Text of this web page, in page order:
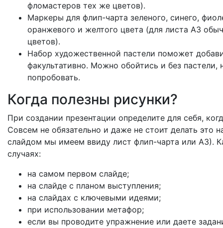
фломастеров тех же цветов).
Маркеры для флип-чарта зеленого, синего,
оранжевого и желтого цвета (для листа А3
цветов).
Набор художественной пастели поможет
факультативно. Можно обойтись и без
попробовать.
Когда полезны рисунки?
При создании презентации определите для себя,
Совсем не обязательно и даже не стоит делать это
слайдом мы имеем ввиду лист флип-чарта или А3).
случаях:
на самом первом слайде;
на слайде с планом выступления;
на слайдах с ключевыми идеями;
при использовании метафор;
если вы проводите упражнение или даете